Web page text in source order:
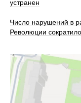
устранен
Число нарушений в
Революции